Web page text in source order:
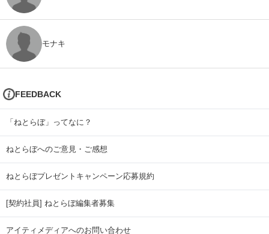
モナキ
FEEDBACK
「ねとらぼ」ってなに？
ねとらぼへのご意見・ご感想
ねとらぼプレゼントキャンペーン応募規約
[契約社員] ねとらぼ編集者募集
アイティメディアへのお問い合わせ